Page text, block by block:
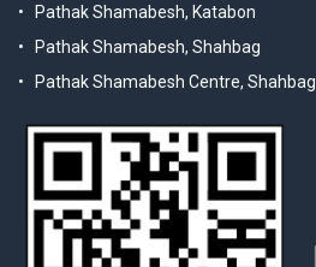
Pathak Shamabesh, Katabon
Pathak Shamabesh, Shahbag
Pathak Shamabesh Centre, Shahbag